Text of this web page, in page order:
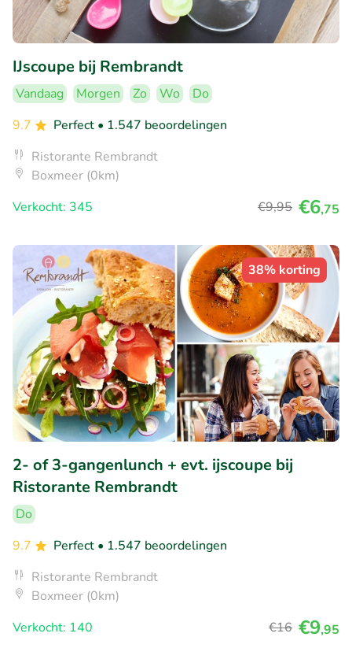
IJscoupe bij Rembrandt
Vandaag Morgen Zo Wo
Do
9.7
Perfect • 1.547 beoordelingen
Ristorante Rembrandt
Boxmeer (0km)
Verkocht: 345
€9,95 €6,75
38% korting
2- of 3-gangenlunch + evt. ijscoupe bij
Ristorante Rembrandt
Do
9.7
Perfect • 1.547 beoordelingen
Ristorante Rembrandt
Boxmeer (0km)
Verkocht: 140
€16 €9,95